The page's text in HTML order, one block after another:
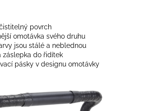
povrch
omotávka svého druhu
jsou stálé a neblednou
záslepka do řidítek
pásky v designu omotávky